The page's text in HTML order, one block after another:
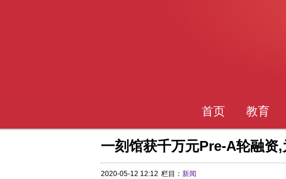
首页 教育
一刻馆获千万元Pre-A轮融资
2020-05-12 12:12 栏目： 新闻